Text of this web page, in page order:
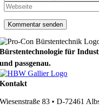
Bürstentechnologie für
und passgenau.
Kontakt
Wiesenstraße 83 • D-72461